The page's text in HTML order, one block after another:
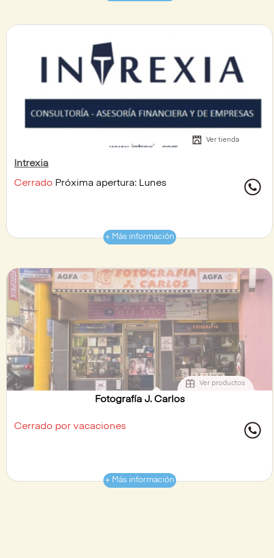
Ver tienda
Intrexia
Cerrado Próxima apertura: Lunes
+ Más información
Ver productos
Fotografía J. Carlos
Cerrado por vacaciones
+ Más información